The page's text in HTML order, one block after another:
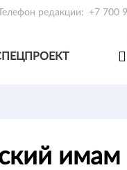
Телефон редакции: +7 700
имам